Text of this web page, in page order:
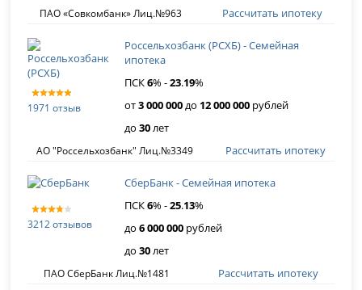
ПАО «Совкомбанк» Лиц.№963 Рассчитать ипотеку
1971 отзыв
Россельхозбанк (РСХБ) - Семейная
ипотека
ПСК6% -23.19%
от3 000 000до 12 000 000 рублей
до30лет
АО "Россельхозбанк" Лиц.№3349 Рассчитать ипотеку
3212 отзывов
СберБанк - Семейная ипотека
ПСК6% -25.13%
до6 000 000 рублей
до30лет
ПАО СберБанк Лиц.№1481 Рассчитать ипотеку